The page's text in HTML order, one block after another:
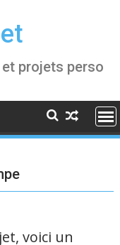
et projets perso
voici un